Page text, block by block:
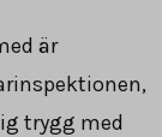
är
trygg med